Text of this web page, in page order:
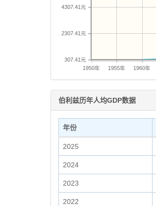
1950年 1955年 1960年
307.41元
2307.41元
4307.41元
伯利兹历年人均GDP数据
年份
2025
2024
2023
2022